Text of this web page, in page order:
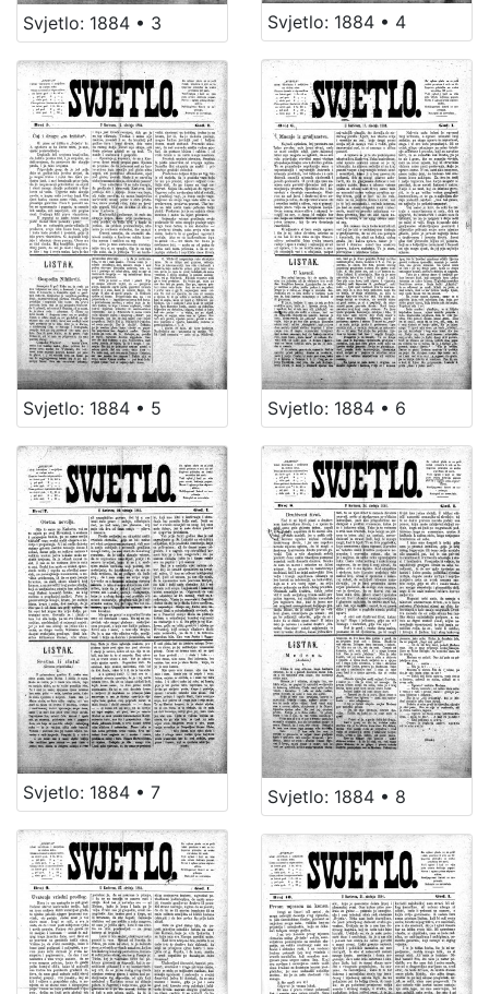
Svjetlo: 1884 • 3 Svjetlo: 1884 • 4
Svjetlo: 1884 • 5 Svjetlo: 1884 • 6
Svjetlo: 1884 • 7 Svjetlo: 1884 • 8